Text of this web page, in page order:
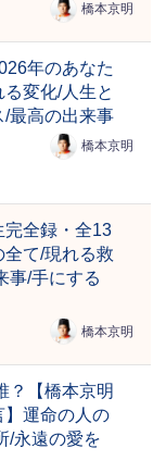
橋本京明
年のあなた
変化/人生と
最高の出来事
橋本京明
完全録・全13
て/現れる救
事/手にする
橋本京明
？【橋本京明
】運命の人の
/永遠の愛を